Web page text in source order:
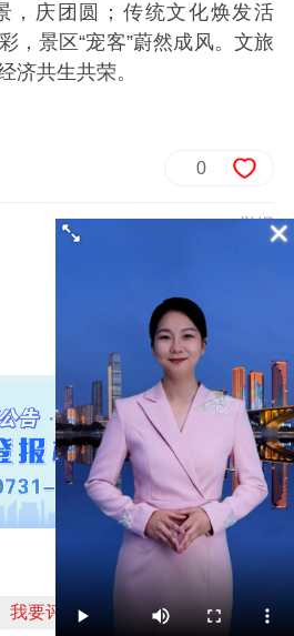
，庆团圆；传统文化焕发活
，景区“宠客”蔚然成风。文旅
济共生共荣。
0
举报
我要评论